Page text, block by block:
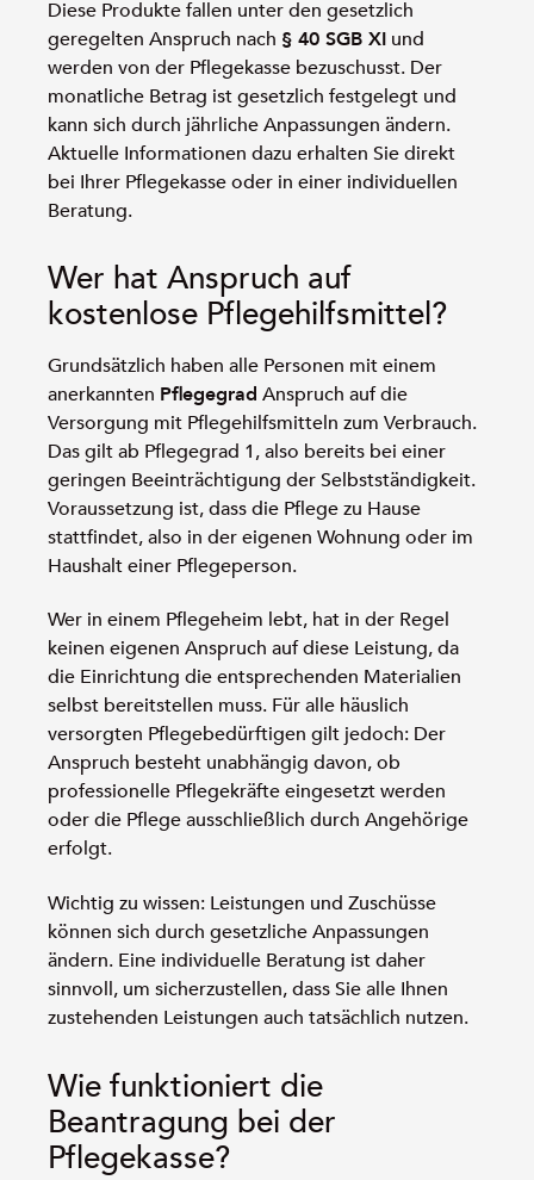
Diese Produkte fallen unter den gesetzlich
geregelten Anspruch nach § 40 SGB XI und
werden von der Pflegekasse bezuschusst. Der
monatliche Betrag ist gesetzlich festgelegt und
kann sich durch jährliche Anpassungen ändern.
Aktuelle Informationen dazu erhalten Sie direkt
bei Ihrer Pflegekasse oder in einer individuellen
Beratung.
Wer hat Anspruch auf
kostenlose Pflegehilfsmittel?
Grundsätzlich haben alle Personen mit einem
anerkannten Pflegegrad Anspruch auf die
Versorgung mit Pflegehilfsmitteln zum Verbrauch.
Das gilt ab Pflegegrad 1, also bereits bei einer
geringen Beeinträchtigung der Selbstständigkeit.
Voraussetzung ist, dass die Pflege zu Hause
stattfindet, also in der eigenen Wohnung oder im
Haushalt einer Pflegeperson.
Wer in einem Pflegeheim lebt, hat in der Regel
keinen eigenen Anspruch auf diese Leistung, da
die Einrichtung die entsprechenden Materialien
selbst bereitstellen muss. Für alle häuslich
versorgten Pflegebedürftigen gilt jedoch: Der
Anspruch besteht unabhängig davon, ob
professionelle Pflegekräfte eingesetzt werden
oder die Pflege ausschließlich durch Angehörige
erfolgt.
Wichtig zu wissen: Leistungen und Zuschüsse
können sich durch gesetzliche Anpassungen
ändern. Eine individuelle Beratung ist daher
sinnvoll, um sicherzustellen, dass Sie alle Ihnen
zustehenden Leistungen auch tatsächlich nutzen.
Wie funktioniert die
Beantragung bei der
Pflegekasse?